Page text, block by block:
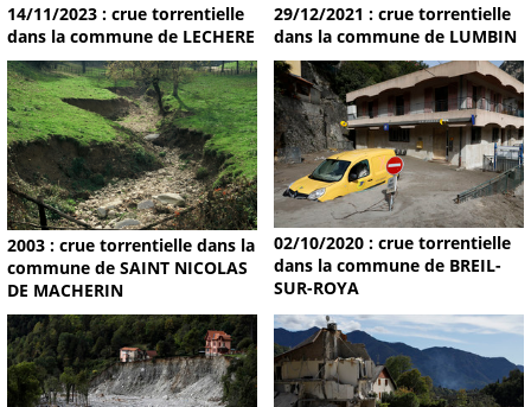
14/11/2023 : crue torrentielle
dans la commune de LECHERE
29/12/2021 : crue torrentielle
dans la commune de LUMBIN
2003 : crue torrentielle dans la
commune de SAINT NICOLAS
DE MACHERIN
02/10/2020 : crue torrentielle
dans la commune de BREIL-
SUR-ROYA